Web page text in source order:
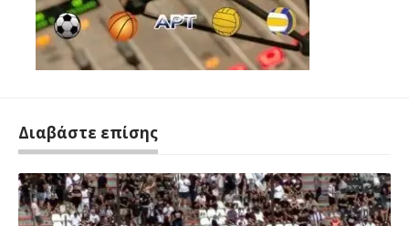
Διαβάστε επίσης